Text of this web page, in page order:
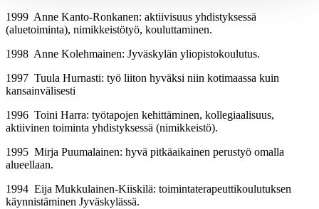
1999 Anne Kanto-Ronkanen: aktiivisuus yhdistyksessä
(aluetoiminta), nimikkeistötyö, kouluttaminen.
1998 Anne Kolehmainen: Jyväskylän yliopistokoulutus.
1997 Tuula Hurnasti: työ liiton hyväksi niin kotimaassa kuin
kansainvälisesti
1996 Toini Harra: työtapojen kehittäminen, kollegiaalisuus,
aktiivinen toiminta yhdistyksessä (nimikkeistö).
1995 Mirja Puumalainen: hyvä pitkäaikainen perustyö omalla
alueellaan.
1994 Eija Mukkulainen-Kiiskilä: toimintaterapeuttikoulutuksen
käynnistäminen Jyväskylässä.